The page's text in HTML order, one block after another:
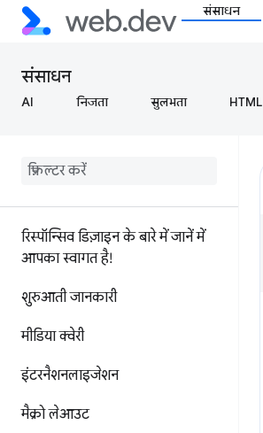
संसाधन
संसाधन
AI निजता सुलभता HTML
रिस्पॉन्सिव डिज़ाइन के बारे में जानें में
आपका स्वागत है!
शुरुआती जानकारी
मीडिया क्वेरी
इंटरनैशनलाइजेशन
मैक्रो लेआउट